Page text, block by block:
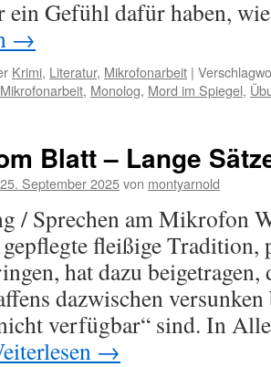
ein Gefühl dafür haben,
→
Krimi, Literatur, Mikrofonarbeit |
Mikrofonarbeit, Monolog, Mord im Spiegel,
Blatt – Lange
25. September 2025von montyarnold
/ Sprechen am Mikrofon
gepflegte fleißige Tradition,
hat dazu beigetragen,
dazwischen
verfügbar“ sind. In
→